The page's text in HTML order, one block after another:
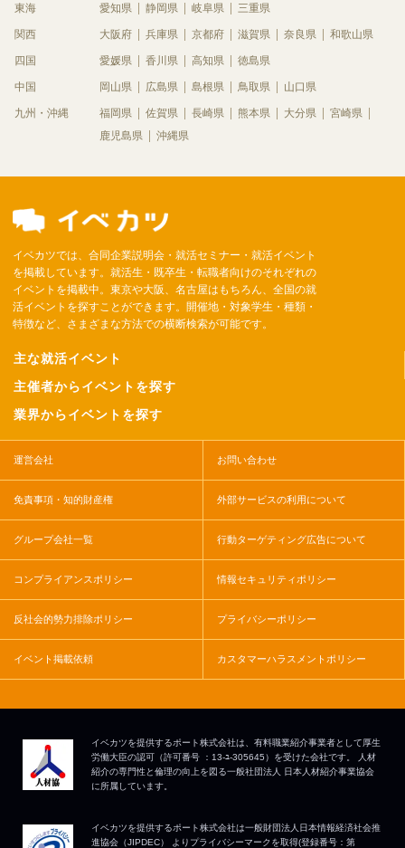
東海 愛知県 静岡県 岐阜県 三重県
関西 大阪府 兵庫県 京都府 滋賀県 奈良県 和歌山県
四国 愛媛県 香川県 高知県 徳島県
中国 岡山県 広島県 島根県 鳥取県 山口県
九州・沖縄 福岡県 佐賀県 長崎県 熊本県 大分県
宮崎県
鹿児島県
沖縄県
イベカツでは、合同企業説明会・就活セミナー・就活イベント
を掲載しています。就活生・既卒生・転職者向けのそれぞれの
イベントを掲載中。東京や大阪、名古屋はもちろん、全国の就
活イベントを探すことができます。開催地・対象学生・種類・
特徴など、さまざまな方法での横断検索が可能です。
主な就活イベント
主催者からイベントを探す
業界からイベントを探す
運営会社 お問い合わせ
免責事項・知的財産権 外部サービスの利用について
グループ会社一覧 行動ターゲティング広告について
コンプライアンスポリシー 情報セキュリティポリシー
反社会的勢力排除ポリシー プライバシーポリシー
イベント掲載依頼 カスタマーハラスメントポリシー